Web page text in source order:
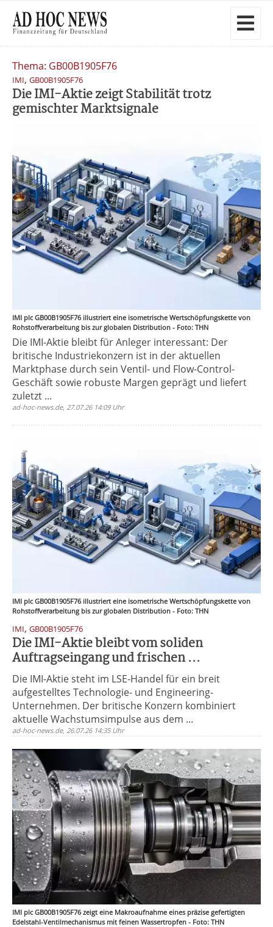
Thema: GB00B1905F76
IMI, GB00B1905F76
Die IMI-Aktie zeigt Stabilität trotz
gemischter Marktsignale
IMI plc GB00B1905F76 illustriert eine isometrische Wertschöpfungskette von
Rohstoffverarbeitung bis zur globalen Distribution - Foto: THN
Die IMI-Aktie bleibt für Anleger interessant: Der
britische Industriekonzern ist in der aktuellen
Marktphase durch sein Ventil- und Flow-Control-
Geschäft sowie robuste Margen geprägt und liefert
zuletzt ...
ad-hoc-news.de, 27.07.26 14:09 Uhr
IMI plc GB00B1905F76 illustriert eine isometrische Wertschöpfungskette von
Rohstoffverarbeitung bis zur globalen Distribution - Foto: THN
IMI, GB00B1905F76
Die IMI-Aktie bleibt vom soliden
Auftragseingang und frischen ...
Die IMI-Aktie steht im LSE-Handel für ein breit
aufgestelltes Technologie- und Engineering-
Unternehmen. Der britische Konzern kombiniert
aktuelle Wachstumsimpulse aus dem ...
ad-hoc-news.de, 26.07.26 14:35 Uhr
IMI plc GB00B1905F76 zeigt eine Makroaufnahme eines präzise gefertigten
Edelstahl-Ventilmechanismus mit feinen Wassertropfen - Foto: THN